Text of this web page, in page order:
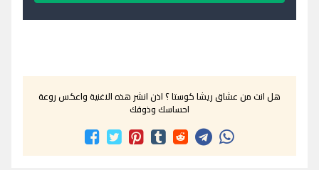
هل انت من عشاق ريشا كوستا ؟ اذن انشر هذه الاغنية واعكس روعة
احساسك وذوقك